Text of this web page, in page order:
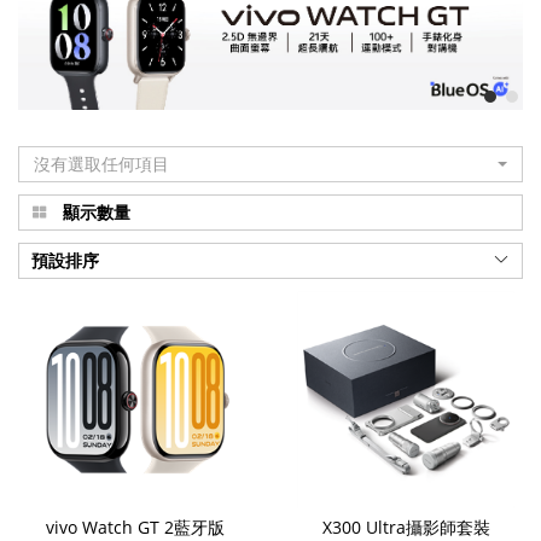
沒有選取任何項目
顯示數量
預設排序
vivo Watch GT 2藍牙版 X300 Ultra攝影師套裝